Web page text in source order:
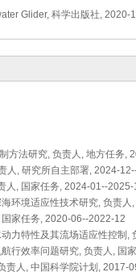
Glider, 科学出版社, 2020-
方法研究, 负责人, 地方任务,
人, 研究所自主部署, 2024-
人, 国家任务, 2024-01--2025-
环境适应性技术研究, 负责
国家任务, 2020-06--2022-12
力特性及其流场适应性控制
行效率问题研究, 负责人, 国
责人, 中国科学院计划, 2017-